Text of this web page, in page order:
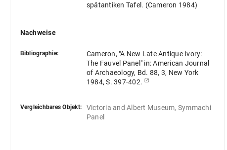
spätantiken Tafel. (Cameron 1984)
Nachweise
Bibliographie:
Cameron, "A New Late Antique Ivory:
The Fauvel Panel" in: American Journal
of Archaeology, Bd. 88, 3, New York
1984, S. 397-402.
Vergleichbares Objekt:
Victoria and Albert Museum, Symmachi
Panel